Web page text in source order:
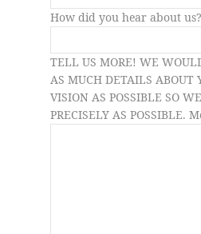
How did you hear about
TELL US MORE! WE
AS MUCH DETAILS ABOUT
VISION AS POSSIBLE SO
PRECISELY AS POSSIBLE.